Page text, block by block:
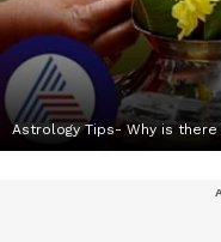
Astrology Tips- Why is